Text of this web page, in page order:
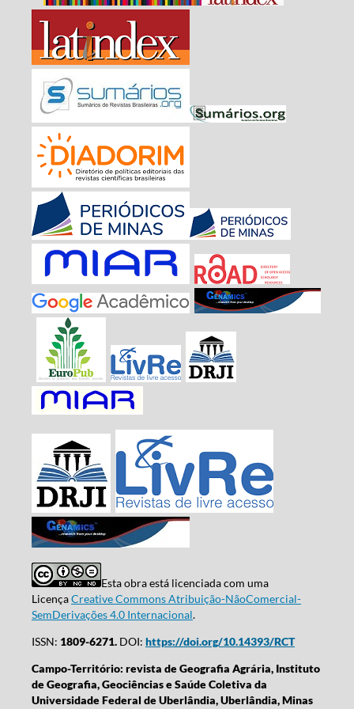
Esta obra está licenciada com uma
LicençaCreative Commons Atribuição-NãoComercial-
SemDerivações 4.0 Internacional.
ISSN: 1809-6271.DOI: https://doi.org/10.14393/RCT
Campo-Território: revista de Geografia Agrária, Instituto
de Geografia, Geociências e Saúde Coletiva da
Universidade Federal de Uberlândia, Uberlândia, Minas